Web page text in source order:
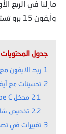
وآيفون 15 برو تستمر في الانتشار من أكثر من مصدر موثوق،
جدول المحتويات
1 ربط الآيفون
2 تحسينات مع آيفون 15 برو وآيفون 15
2.1 مدخل Type C و أزرار جديدة !
2.2 تخصيص
3 تغييرات في تصميم آيفون 15